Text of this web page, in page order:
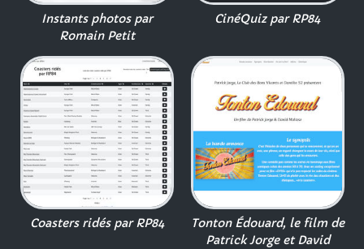
Instants photos par
Romain Petit
CinéQuiz par RP84
Coasters ridés par RP84
Tonton Édouard, le film de
Patrick Jorge et David